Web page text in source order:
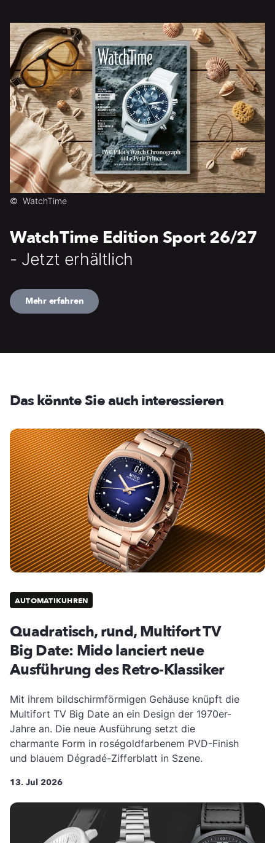
© WatchTime
WatchTime Edition Sport 26/27
- Jetzt erhältlich
Mehr erfahren
Das könnte Sie auch interessieren
AUTOMATIKUHREN
Quadratisch, rund, Multifort TV
Big Date: Mido lanciert neue
Ausführung des Retro-Klassiker
Mit ihrem bildschirmförmigen Gehäuse knüpft die
Multifort TV Big Date an ein Design der 1970er-
Jahre an. Die neue Ausführung setzt die
charmante Form in roségoldfarbenem PVD-Finish
und blauem Dégradé-Zifferblatt in Szene.
13. Jul 2026